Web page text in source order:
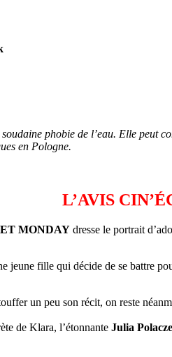
phobie de l’eau. Elle peut
en Pologne.
L’AVIS
MONDAY dresse le portrait
fille qui décide de se battre
un peu son récit, on reste
de Klara, l’étonnante Julia